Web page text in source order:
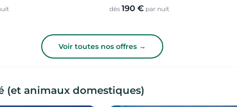
dès 190 € par nuit
Voir toutes nos offres →
(et animaux domestiques)